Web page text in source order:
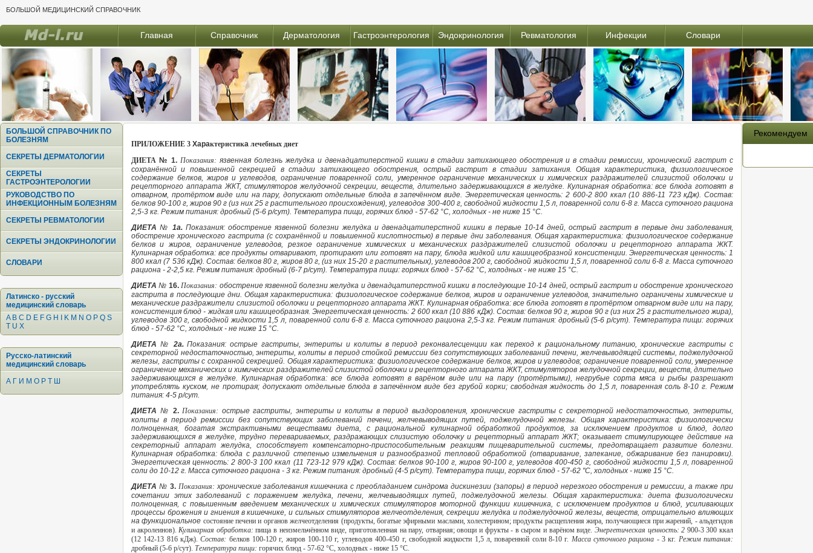
БОЛЬШОЙ МЕДИЦИНСКИЙ СПРАВОЧНИК
Главная Справочник Дерматология Гастроэнтерология Эндокринология Ревматология Инфекции Словари
БОЛЬШОЙ СПРАВОЧНИК ПО
БОЛЕЗНЯМ
СЕКРЕТЫ ДЕРМАТОЛОГИИ
СЕКРЕТЫ
ГАСТРОЭНТЕРОЛОГИИ
РУКОВОДСТВО ПО
ИНФЕКЦИОННЫМ БОЛЕЗНЯМ
СЕКРЕТЫ РЕВМАТОЛОГИИ
СЕКРЕТЫ ЭНДОКРИНОЛОГИИ
СЛОВАРИ
Латинско - русский
медицинский словарь
A B C D E F G H K M N O P Q S
T U X
Русско-латинский
медицинский словарь
А Г И М О Р Т Ш
ПРИЛОЖЕНИЕ 3 Xapaктеристикa лечебных диет
ДИЕТА № 1. Показания: язвенная болезнь желудка и двенадцатиперстной кишки в стадии затихающего обострения и в стадии ремиссии, хронический гастрит с
сохранённой и повышенной секрецией в стадии затихающего обострения, острый гастрит в стадии затихания. Общая характеристика, физиологическое
содержание белков, жиров и углеводов, ограничение поваренной соли, умеренное ограничение механических и химических раздражителей слизистой оболочки и
рецепторного аппарата ЖКТ, стимуляторов желудочной секреции, веществ, длительно задерживающихся в желудке. Кулинарная обработка: все блюда готовят в
отварном, протёртом виде или на пару, допускают отдельные блюда в запечённом виде. Энергетическая ценность: 2 600-2 800 ккал (10 886-11 723 кДж). Состав:
белков 90-100 г, жиров 90 г (из них 25 г растительного происхождения), углеводов 300-400 г, свободной жидкости 1,5 л, поваренной соли 6-8 г. Масса суточного рациона
2,5-3 кг. Режим питания: дробный (5-6 р/сут). Температура пищи, горячих блюд - 57-62 °С, холодных - не ниже 15 °С.
ДИЕТА№ 1а. Показания: обострение язвенной болезни желудка и двенадцатиперстной кишки в первые 10-14 дней, острый гастрит в первые дни заболевания,
обострение хронического гастрита (с сохранённой и повышенной кислотностью) в первые дни заболевания. Общая характеристика: физиологическое содержание
белков и жиров, ограничение углеводов, резкое ограничение химических и механических раздражителей слизистой оболочки и рецепторного аппарата ЖКТ.
Кулинарная обработка: все продукты отваривают, протирают или готовят на пару, блюда жидкой или кашицеобразной консистенции. Энергетическая ценность: 1
800 ккал (7 536 кДж). Состав: белков 80 г, жиров 80 г, (из них 15-20 г растительных), углеводов 200 г, свободной жидкости 1,5 л, поваренной соли 6-8 г. Масса суточного
рациона - 2-2,5 кг. Режим питания: дробный (6-7 р/сут). Температура пищи: горячих блюд - 57-62 °С, холодных - не ниже 15 °С.
ДИЕТА№ 16.Показания: обострение язвенной болезни желудка и двенадцатиперстной кишки в последующие 10-14 дней, острый гастрит и обострение хронического
гастрита в последующие дни. Общая характеристика: физиологическое содержание белков, жиров и ограничение углеводов, значительно ограничены химические и
механические раздражители слизистой оболочки и рецепторного аппарата ЖКТ. Кулинарная обработка: все блюда готовят в протёртом отварном виде или на пару,
консистенция блюд - жидкая или кашицеобразная. Энергетическая ценность: 2 600 ккал (10 886 кДж). Состав: белков 90 г, жиров 90 г (из них 25 г растительного жира),
углеводов 300 г, свободной жидкости 1,5 л, поваренной соли 6-8 г. Масса суточного рациона 2,5-3 кг. Режим питания: дробный (5-6 р/сут). Температура пищи: горячих
блюд - 57-62 °С, холодных - не ниже 15 °С.
ДИЕТА № 2а.Показания: острые гастриты, энтериты и колиты в период реконвалесценции как переход к рациональному питанию, хронические гастриты с
секреторной недостаточностью, энтериты, колиты в период стойкой ремиссии без сопутствующих заболеваний печени, желчевыводящей системы, поджелудочной
железы, гастриты с сохранной секрецией. Общая характеристика: физиологическое содержание белков, жиров и углеводов; ограничение поваренной соли, умеренное
ограничение механических и химических раздражителей слизистой оболочки и рецепторного аппарата ЖКТ, стимуляторов желудочной секреции, веществ, длительно
задерживающихся в желудке. Кулинарная обработка: все блюда готовят в варёном виде или на пару (протёртыми), негрубые сорта мяса и рыбы разрешают
употреблять куском, не протирая; допускают отдельные блюда в запечённом виде без грубой корки; свободная жидкость до 1,5 л, поваренная соль 8-10 г. Режим
питания: 4-5 р/сут.
ДИЕТА № 2.Показания: острые гастриты, энтериты и колиты в период выздоровления, хронические гастриты с секреторной недостаточностью, энтериты,
колиты в период ремиссии без сопутствующих заболеваний печени, желчевыводящих путей, поджелудочной железы. Общая характеристика: физиологически
полноценная, богатая экстрактивными веществами диета, с рациональной кулинарной обработкой продуктов, за исключением продуктов и блюд, долго
задерживающихся в желудке, трудно перевариваемых, раздражающих слизистую оболочку и рецепторный аппарат ЖКТ; оказывает стимулирующее действие на
секреторный аппарат желудка, способствует компенсаторно-приспособительным реакциям пищеварительной системы, предотвращает развитие болезни.
Кулинарная обработка: блюда с различной степенью измельчения и разнообразной тепловой обработкой (отваривание, запекание, обжаривание без панировки).
Энергетическая ценность: 2 800-3 100 ккал (11 723-12 979 кДж). Состав: белков 90-100 г, жиров 90-100 г, углеводов 400-450 г, свободной жидкости 1,5 л, поваренной
соли до 10-12 г. Масса суточного рациона - 3 кг. Режим питания: дробный (4-5 р/сут). Температура пищи, горячих блюд - 57-62 "С, холодных - ниже 15 °С.
ДИЕТА № 3. Показания:хронические заболевания кишечника с преобладанием синдрома дискинезии (запоры) в период нерезкого обострения и ремиссии, а также при
сочетании этих заболеваний с поражением желудка, печени, желчевыводящих путей, поджелудочной железы. Общая характеристика: диета физиологически
полноценная, с повышенным введением механических и химических стимуляторов моторной функции кишечника, с исключением продуктов и блюд, усиливающих
процессы брожения и гниения в кишечнике, и сильных стимуляторов желчеотделения, секреции желудка и поджелудочной железы, веществ, отрицательно влияющих
на функциональное состояние печени и органов желчеотделения (продукты, богатые эфирными маслами, холестерином; продукты расщепления жира, получающиеся при жарений, - альдегидов
и акролеинов).Кулинарная обработка:пища в неизмельчённом виде, приготовленная на пару, отварная; овощи и фрукты - в сыром и варёном виде. Энергетическая ценность: 2 900-3 300 ккал
(12 142-13 816 кДж).Состав: белков 100-120 г, жиров 100-110 г, углеводов 400-450 г, свободной жидкости 1,5 л, поваренной соли 8-10 г. Масса суточного рациона -3 кг. Режим питания:
дробный (5-6 р/сут). Температура пищи: горячих блюд - 57-62 °С, холодных - ниже 15 °С.
Рекомендуем